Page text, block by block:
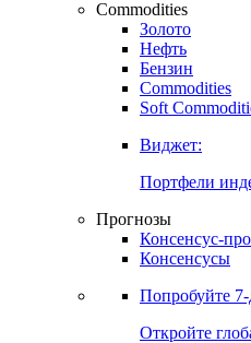
Commodities
Золото
Нефть
Бензин
Commodities
Soft
Виджет:
Портфели
Прогнозы
Консенсус-
Консенсусы
Попробуйте
Откройте